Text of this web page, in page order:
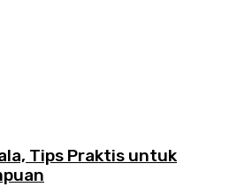
Tips Praktis untuk